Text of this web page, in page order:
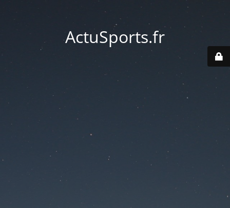
ActuSports.fr